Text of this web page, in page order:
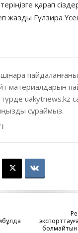
қарап
жазды Гүлзира
материалдарын
түрде uakytnews.kz
сұраймыз.
болмайтын